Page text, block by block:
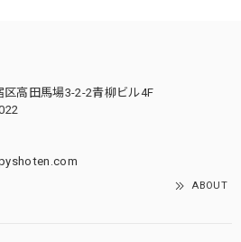
区高田馬場3-2-2青柳ビル4F
ABOUT